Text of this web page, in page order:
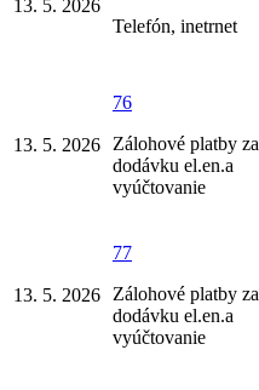
13. 5. 2026
Telefón, inetrnet
13. 5. 2026
76
Zálohové platby za
dodávku el.en.a
vyúčtovanie
13. 5. 2026
77
Zálohové platby za
dodávku el.en.a
vyúčtovanie